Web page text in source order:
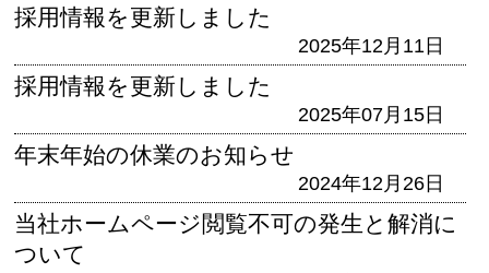
採用情報を更新しました
2025年12月11日
採用情報を更新しました
2025年07月15日
年末年始の休業のお知らせ
2024年12月26日
当社ホームページ閲覧不可の発生と解消に
ついて